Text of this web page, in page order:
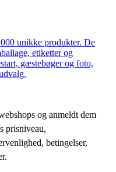
unikke produkter. De
etiketter og
gæstebøger og foto,
og anmeldt dem
prisniveau,
betingelser,